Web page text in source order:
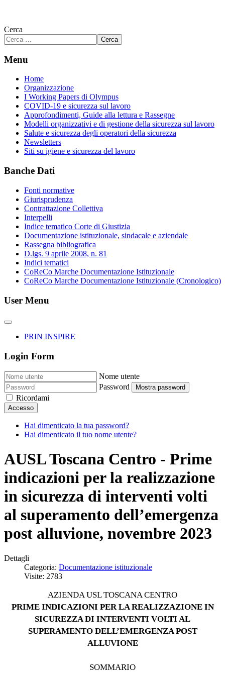
Cerca
Cerca
Menu
Home
Organizzazione
I Working Papers di Olympus
COVID-19 e sicurezza sul lavoro
Approfondimenti, Guide alla lettura e Rassegne
Modelli organizzativi e di gestione della sicurezza sul lavoro
Salute e sicurezza degli operatori della sicurezza
Newsletters
Siti su igiene e sicurezza del lavoro
Banche Dati
Fonti normative
Giurisprudenza
Contrattazione Collettiva
Interpelli
Indice tematico Corte di Giustizia
Documentazione istituzionale, sindacale e aziendale
Rassegna bibliografica
D.lgs. 9 aprile 2008, n. 81
Indici tematici
CoReCo Marche Documentazione Istituzionale
CoReCo Marche Documentazione Istituzionale (Cronologico)
User Menu
PRIN INSPIRE
Login Form
Nome utente
Password
Mostra password
Ricordami
Accesso
Hai dimenticato la tua password?
Hai dimenticato il tuo nome utente?
AUSL Toscana Centro - Prime
indicazioni per la realizzazione
in sicurezza di interventi volti
al superamento dell’emergenza
post alluvione, novembre 2023
Dettagli
Categoria: Documentazione istituzionale
Visite: 2783
AZIENDA USL TOSCANA CENTRO
PRIME INDICAZIONI PER LA REALIZZAZIONE IN
SICUREZZA DI INTERVENTI VOLTI AL
SUPERAMENTO DELL’EMERGENZA POST
ALLUVIONE
SOMMARIO